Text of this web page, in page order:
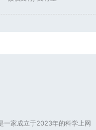
一家成立于2023年的科学上网